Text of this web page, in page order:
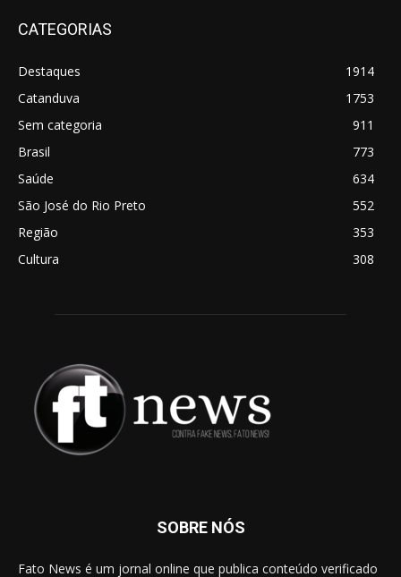
CATEGORIAS
Destaques
1914
Catanduva
1753
Sem categoria
911
Brasil
773
Saúde
634
São José do Rio Preto
552
Região
353
Cultura
308
SOBRE NÓS
Fato News é um jornal online que publica conteúdo verificado